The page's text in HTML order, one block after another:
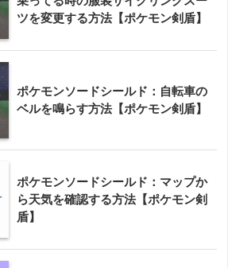
ツを変更する方法【ポケモン剣盾】
ポケモンソードシールド：自転車の
ベルを鳴らす方法【ポケモン剣盾】
ポケモンソードシールド：マップか
ら天気を確認する方法【ポケモン剣
盾】